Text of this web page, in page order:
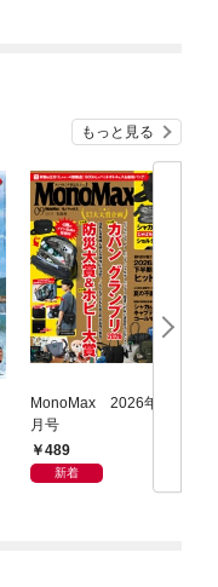
もっと見る
MonoMax 2026年9
月号
489
新着